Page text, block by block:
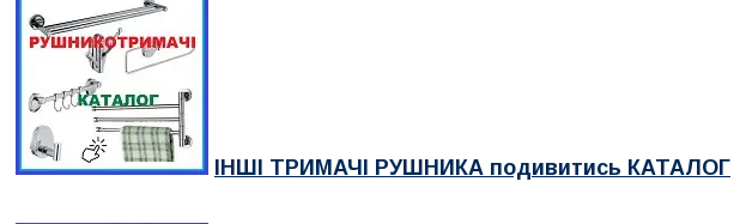
ІНШІ ТРИМАЧІ РУШНИКА подивитись КАТАЛОГ